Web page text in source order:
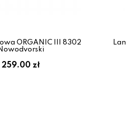
ORGANIC III 8302
259.00 zł